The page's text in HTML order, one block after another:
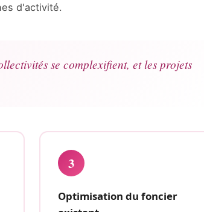
d'activité.
se complexifient, et les projets
3
Optimisation du foncier